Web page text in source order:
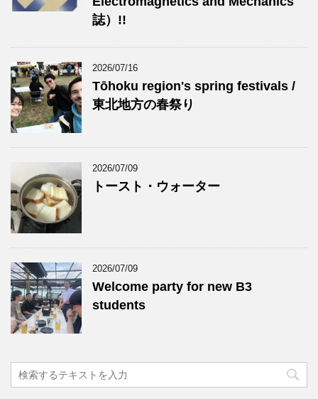
誌）!!
2026/07/16
Tōhoku region's spring festivals /
東北地方の春祭り
2026/07/09
トースト・ウォーター
2026/07/09
Welcome party for new B3
students